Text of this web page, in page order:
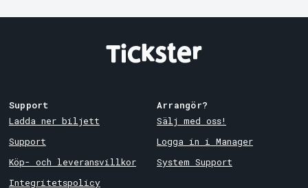
Support
Ladda ner biljett
Support
Köp- och leveransvillkor
Integritetspolicy
Arrangör?
Sälj med oss!
Logga in i Manager
System Support